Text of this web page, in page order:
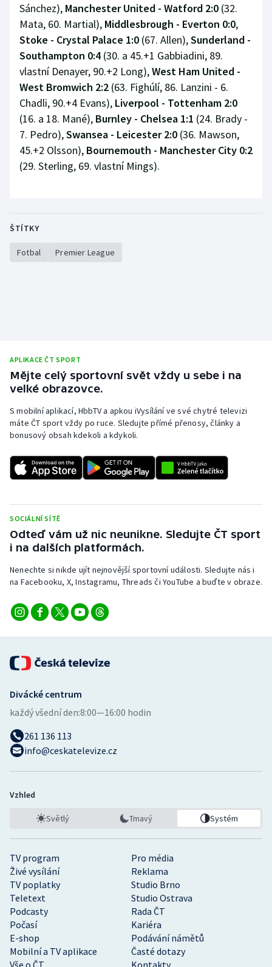
Sánchez), Manchester United - Watford 2:0 (32.
Mata, 60. Martial), Middlesbrough - Everton 0:0,
Stoke - Crystal Palace 1:0 (67. Allen),Sunderland -
Southampton 0:4 (30. a 45.+1 Gabbiadini, 89.
vlastní Denayer, 90.+2 Long),West Ham United -
West Bromwich 2:2 (63. Fighúlí, 86. Lanzini - 6.
Chadli, 90.+4 Evans), Liverpool - Tottenham 2:0
(16. a 18. Mané), Burnley - Chelsea 1:1 (24. Brady -
7. Pedro),Swansea - Leicester 2:0 (36. Mawson,
45.+2 Olsson), Bournemouth - Manchester City 0:2
(29. Sterling, 69. vlastní Mings).
ŠTÍTKY
Fotbal Premier League
APLIKACE ČT SPORT
Mějte celý sportovní svět vždy u sebe i na
velké obrazovce.
S mobilní aplikací, HbbTV a apkou iVysílání ve své chytré televizi
máte ČT sport vždy po ruce. Sledujte přímé přenosy, články a
bonusový obsah kdekoli a kdykoli.
SOCIÁLNÍ SÍTĚ
Odteď vám už nic neunikne. Sledujte ČT sport
i na dalších platformách.
Nenechte si nikde ujít nejnovější sportovní události. Sledujte nás i
na Facebooku, X, Instagramu, Threads či YouTube a buďte v obraze.
TV program
Pro média
Živé vysílání
Reklama
TV poplatky
Studio Brno
Teletext
Studio Ostrava
Podcasty
Rada ČT
Počasí
Kariéra
E-shop
Podávání námětů
Mobilní a TV aplikace
Časté dotazy
Vše o ČT
Kontakty
Divácké centrum
každý všední den:8:00—16:00 hodin
261 136 113
info@ceskatelevize.cz
Vzhled
Světlý Tmavý Systém